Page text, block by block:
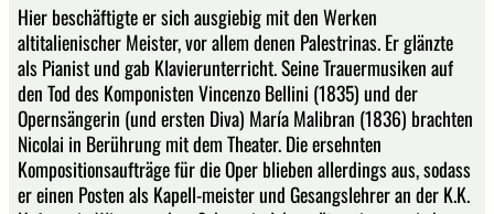
Hier beschäftigte er sich ausgiebig mit den Werken
altitalienischer Meister, vor allem denen Palestrinas. Er glänzte
als Pianist und gab Klavierunterricht. Seine Trauermusiken auf
den Tod des Komponisten Vincenzo Bellini (1835) und der
Opernsängerin (und ersten Diva) María Malibran (1836) brachten
Nicolai in Berührung mit dem Theater. Die ersehnten
Kompositionsaufträge für die Oper blieben allerdings aus, sodass
er einen Posten als Kapell-meister und Gesangslehrer an der K.K.